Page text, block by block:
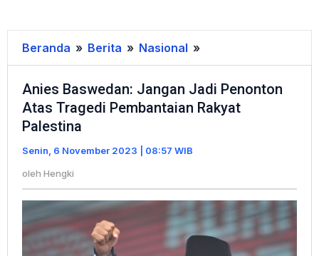
Beranda » Berita » Nasional »
Baswedan:
Jangan
Jadi
Pembantaian
Rakyat
Palestina
Anies Baswedan: Jangan Jadi Penonton
Atas Tragedi Pembantaian Rakyat
Palestina
Senin, 6 November 2023 | 08:57 WIB
oleh Hengki